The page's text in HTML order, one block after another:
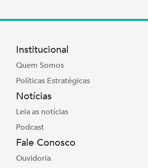
Institucional
Quem Somos
Políticas Estratégicas
Notícias
Leia as notícias
Podcast
Fale Conosco
Ouvidoria